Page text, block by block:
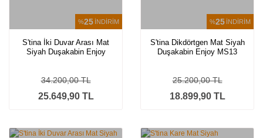
%25 İNDİRİM
S'tina İki Duvar Arası Mat
Siyah Duşakabin Enjoy
25.649,90 TL
34.200,00 TL
%25 İNDİRİM
S'tina Dikdörtgen Mat Siyah
Duşakabin Enjoy MS13
18.899,90 TL
25.200,00 TL